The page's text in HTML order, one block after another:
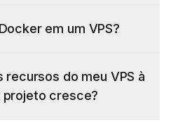
do meu VPS à